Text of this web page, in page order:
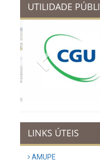
Ibimirim
o Dia
Previous